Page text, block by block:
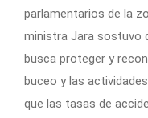
parlamentarios de la
ministra Jara sostuvo
busca proteger y
buceo y las
que las tasas de